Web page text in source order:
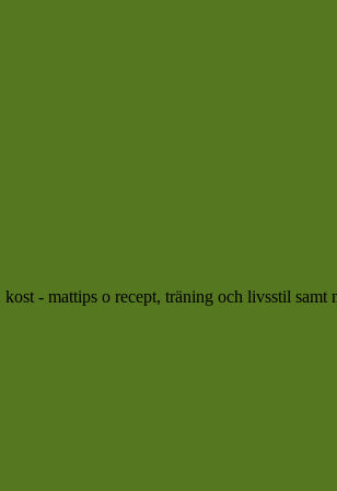
- mattips o recept, träning och livsstil